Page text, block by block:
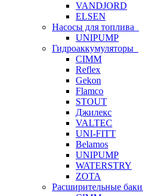
VANDJORD
ELSEN
Насосы для топлива
UNIPUMP
Гидроаккумуляторы
CIMM
Reflex
Gekon
Flamco
STOUT
Джилекс
VALTEC
UNI-FITT
Belamos
UNIPUMP
WATERSTRY
ZOTA
Расширительные баки